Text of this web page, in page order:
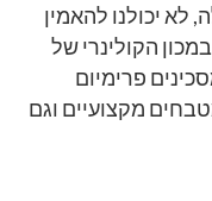
לא יכולנו להאמין
הקולינרי של
פרימיום
מקצועיים וגם